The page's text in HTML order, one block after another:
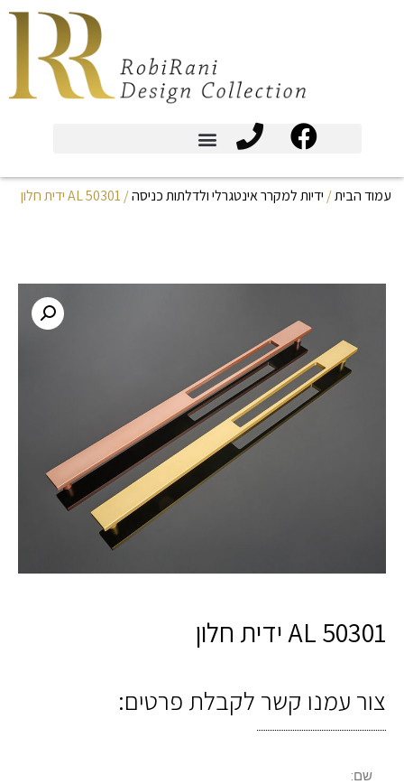
עמוד הבית/ ידיות למקרר אינטגרלי ולדלתות כניסה/ AL 50301 ידית חלון
AL 50301 ידית חלון
צור עמנו קשר לקבלת פרטים: